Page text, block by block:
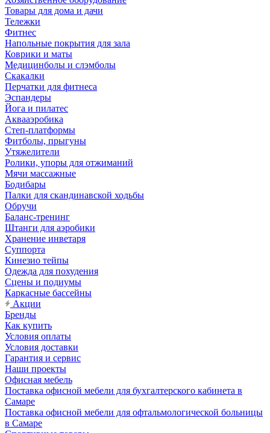
Товары для дома и дачи
Тележки
Фитнес
Напольные покрытия для зала
Коврики и маты
Медицинболы и слэмболы
Скакалки
Перчатки для фитнеса
Эспандеры
Йога и пилатес
Аквааэробика
Степ-платформы
Фитболы, прыгуны
Утяжелители
Ролики, упоры для отжиманий
Мячи массажные
Бодибары
Палки для скандинавской ходьбы
Обручи
Баланс-тренинг
Штанги для аэробики
Хранение инветаря
Суппорта
Кинезио тейпы
Одежда для похудения
Сцены и подиумы
Каркасные бассейны
Акции
Бренды
Как купить
Условия оплаты
Условия доставки
Гарантия и сервис
Наши проекты
Офисная мебель
Поставка офисной мебели для бухгалтерского кабинета в
Самаре
Поставка офисной мебели для офтальмологической больницы
в Самаре